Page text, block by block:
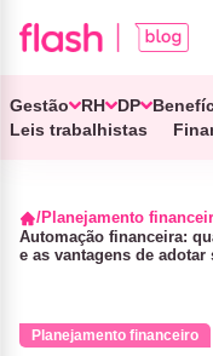
Gestão RH DP
Leis trabalhistas
Planejamento
Automação financeira:
e as vantagens de
Planejamento financeiro